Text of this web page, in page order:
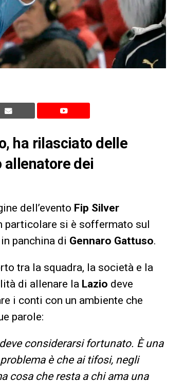
ha rilasciato delle
allenatore dei
dell’evento Fip Silver
particolare si è soffermato sul
panchina di Gennaro Gattuso.
tra la squadra, la società e la
di allenare la Lazio deve
i conti con un ambiente che
parole:
considerarsi fortunato. È una
è che ai tifosi, negli
cosa che resta a chi ama una